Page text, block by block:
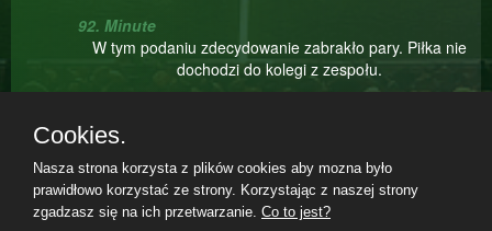
92. Minute
W tym podaniu zdecydowanie zabrakło pary. Piłka nie
dochodzi do kolegi z zespołu.
Wojciech Siemuński niecelnie główkował po wrzutce
91. Minute
Fatalna próba Hermann Metzger sprzed pola karnego.
Cookies.
Nasza strona korzysta z plików cookies aby mozna było
prawidłowo korzystać ze strony. Korzystając z naszej strony
zgadzasz się na ich przetwarzanie. Co to jest?